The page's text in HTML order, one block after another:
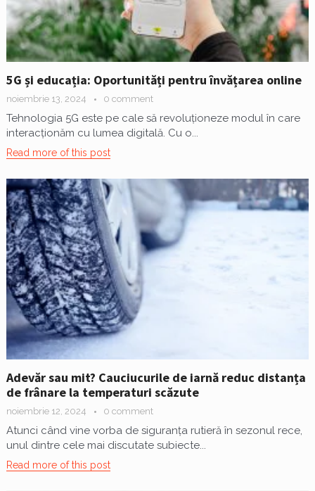
5G și educația: Oportunități pentru învățarea online
noiembrie 13, 2024 0 comment
Tehnologia 5G este pe cale să revoluționeze modul în care
interacționăm cu lumea digitală. Cu o...
Read more of this post
Adevăr sau mit? Cauciucurile de iarnă reduc distanța
de frânare la temperaturi scăzute
noiembrie 12, 2024 0 comment
Atunci când vine vorba de siguranța rutieră în sezonul rece,
unul dintre cele mai discutate subiecte...
Read more of this post